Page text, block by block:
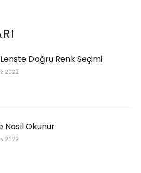
Doğru Renk Seçimi
2022
Nasıl Okunur
2022